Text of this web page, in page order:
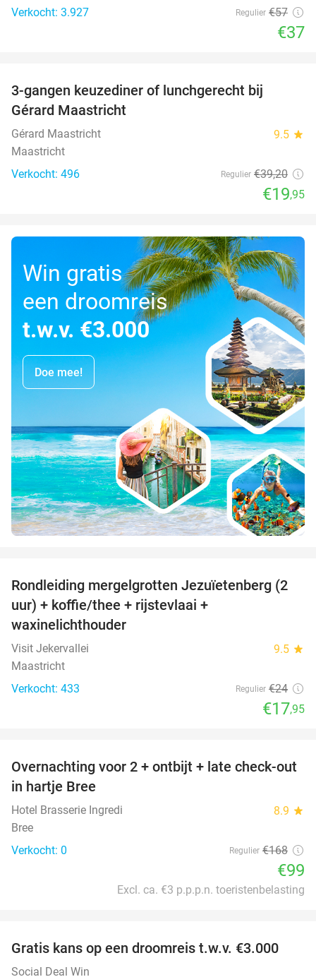
Verkocht: 3.927
Regulier €57
€37
3-gangen keuzediner of lunchgerecht bij
Gérard Maastricht
Gérard Maastricht 9.5 star
Maastricht
Verkocht: 496
Regulier €39,20
€19,95
Win gratis
een droomreis
t.w.v. €3.000
Doe mee!
25%
Rondleiding mergelgrotten Jezuïetenberg (2
uur) + koffie/thee + rijstevlaai +
waxinelichthouder
Visit Jekervallei 9.5 star
Maastricht
Verkocht: 433
Regulier €24
€17,95
41%
TODAY
Overnachting voor 2 + ontbijt + late check-out
in hartje Bree
Hotel Brasserie Ingredi 8.9 star
Bree
Verkocht: 0
Regulier €168
€99
Excl. ca. €3 p.p.p.n. toeristenbelasting
Gratis kans op een droomreis t.w.v. €3.000
Social Deal Win